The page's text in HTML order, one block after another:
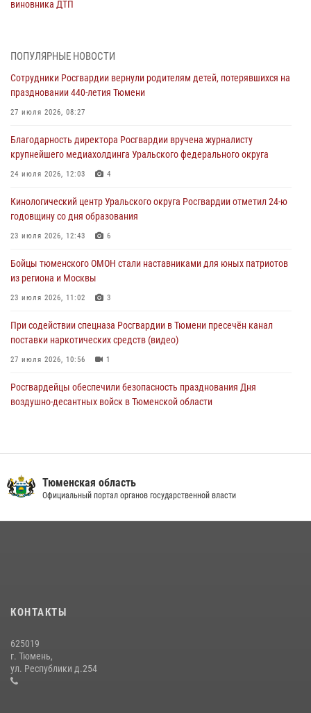
виновника ДТП
Со 101-м Днём рождения поздравили сотрудники Росгвардии
04 августа 2026, 11:07
Спецназ Росгвардии провел комплексную тренировку в полевых
04 августа 2026, 06:28
Тюменские правоохранители провели соревнования по стрельбе
03 августа 2026, 07:35
Росгвардия противодействует БПЛА ВСУ на южном направлении
03 августа 2026, 07:29
ПОПУЛЯРНЫЕ НОВОСТИ
Сотрудники Росгвардии вернули родителям детей, потерявшихся на
праздновании 440-летия Тюмени
27 июля 2026, 08:27
Благодарность директора Росгвардии вручена журналисту
крупнейшего медиахолдинга Уральского федерального округа
24 июля 2026, 12:03 4
Кинологический центр Уральского округа Росгвардии отметил 24-ю
годовщину со дня образования
23 июля 2026, 12:43 6
Бойцы тюменского ОМОН стали наставниками для юных патриотов
из региона и Москвы
23 июля 2026, 11:02 3
При содействии спецназа Росгвардии в Тюмени пресечён канал
поставки наркотических средств (видео)
27 июля 2026, 10:56 1
Росгвардейцы обеспечили безопасность празднования Дня
воздушно-десантных войск в Тюменской области
10 июля 2026, 11:46 7
Росгвардейцы в День семьи, любви и верности оказали помощь
жителям Тюмени, оказавшимся в сложной жизненной ситуации
08 июля 2026, 09:38
Тюменская область
Официальный портал органов государственной власти
КОНТАКТЫ
625019
г. Тюмень,
ул. Республики д.254